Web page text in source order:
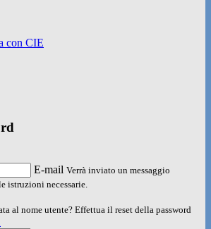
con CIE
E-mail Verrà inviato un messaggio
istruzioni necessarie.
al nome utente? Effettua il reset della password